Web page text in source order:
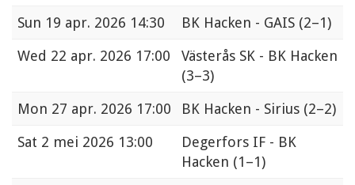
Sun 19 apr. 2026 14:30 BK Hacken - GAIS (2–1)
Wed 22 apr. 2026 17:00
Västerås SK - BK Hacken
(3–3)
Mon 27 apr. 2026 17:00 BK Hacken - Sirius (2–2)
Sat 2 mei 2026 13:00
Degerfors IF - BK
Hacken (1–1)